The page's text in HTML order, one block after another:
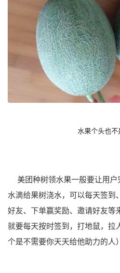
水果个头也不
美团种树领水果一般要让用户
水滴给果树浇水，可以每天签到
好友、下单赢奖励、邀请好友等
就要每天按时签到，打地鼠，拉
个是不需要你天天给他助力的人